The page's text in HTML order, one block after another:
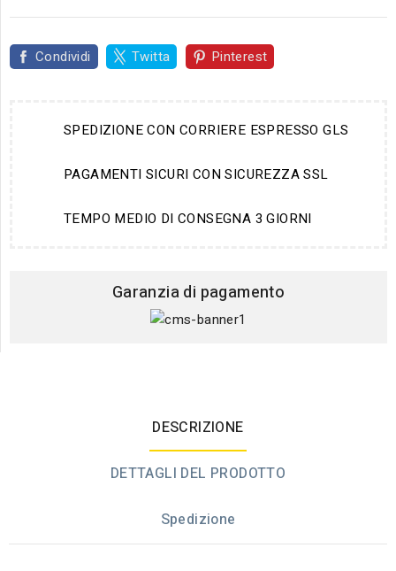
Condividi Twitta Pinterest
SPEDIZIONE CON CORRIERE ESPRESSO GLS
PAGAMENTI SICURI CON SICUREZZA SSL
TEMPO MEDIO DI CONSEGNA 3 GIORNI
Garanzia di pagamento
DESCRIZIONE
DETTAGLI DEL PRODOTTO
Spedizione